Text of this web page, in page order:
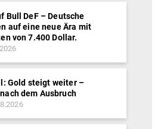
Bull DeF – Deutsche
auf eine neue Ära mit
von 7.400 Dollar.
Gold steigt weiter –
dem Ausbruch